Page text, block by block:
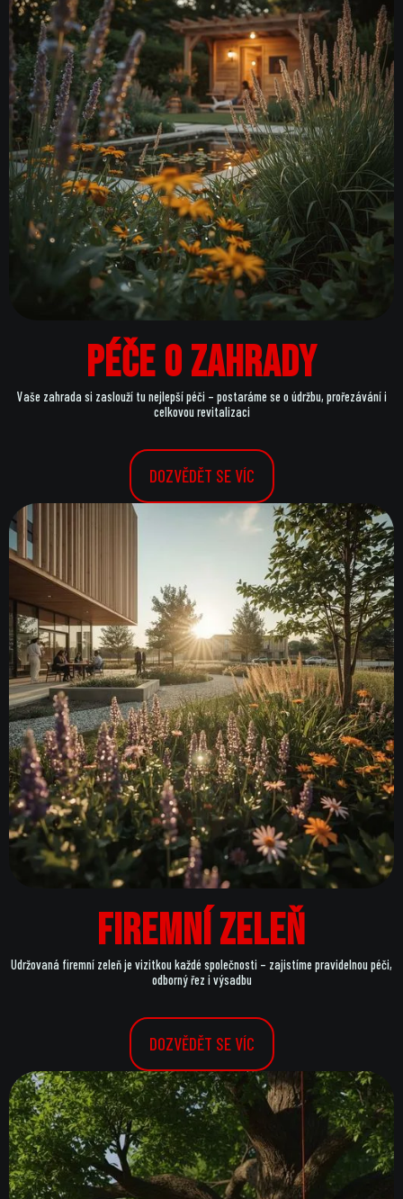
Péče o zahrady
Vaše zahrada si zaslouží tu nejlepší péči – postaráme se o údržbu, prořezávání i
celkovou revitalizaci
DOZVĚDĚT SE VÍC
Firemní zeleň
Udržovaná firemní zeleň je vizitkou každé společnosti – zajistíme pravidelnou péči,
odborný řez i výsadbu
DOZVĚDĚT SE VÍC